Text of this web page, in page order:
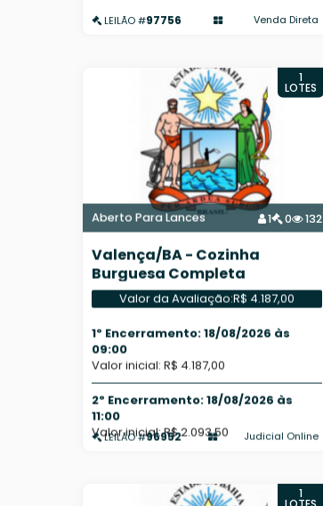
LEILÃO #97756 Venda Direta
Aberto Para Lances 1 0 132
1
LOTES
Valença/BA - Cozinha
Burguesa Completa
Valor da Avaliação:R$ 4.187,00
1º Encerramento: 18/08/2026 às
09:00
Valor inicial: R$ 4.187,00
2º Encerramento: 18/08/2026 às
11:00
Valor inicial: R$ 2.093,50
LEILÃO #96952 Judicial Online
1